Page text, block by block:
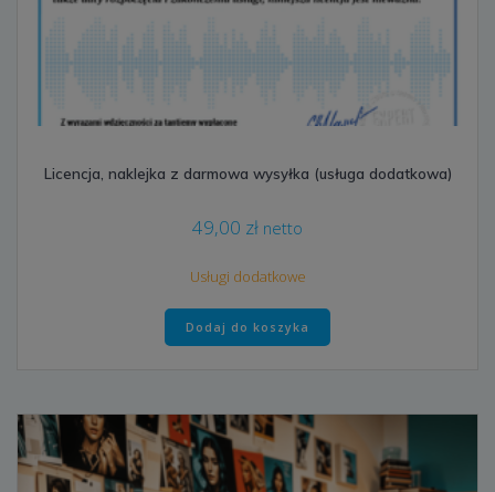
Licencja, naklejka z darmowa wysyłka (usługa dodatkowa)
49,00 zł netto
Usługi dodatkowe
Dodaj do koszyka